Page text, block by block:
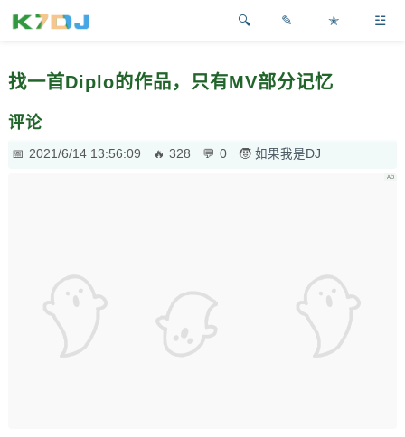
✎ ✭ ☳
找一首Diplo的作品，只有MV部分记忆
评论
2021/6/14 13:56:09 328 0 如果我是DJ